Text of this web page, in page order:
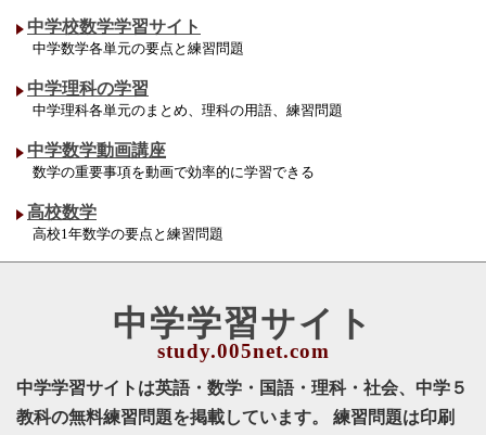
中学校数学学習サイト
中学数学各単元の要点と練習問題
中学理科の学習
中学理科各単元のまとめ、理科の用語、練習問題
中学数学動画講座
数学の重要事項を動画で効率的に学習できる
高校数学
高校1年数学の要点と練習問題
中学学習サイト
中学学習サイトは英語・数学・国語・理科・社会、中学５
教科の無料練習問題を掲載しています。 練習問題は印刷